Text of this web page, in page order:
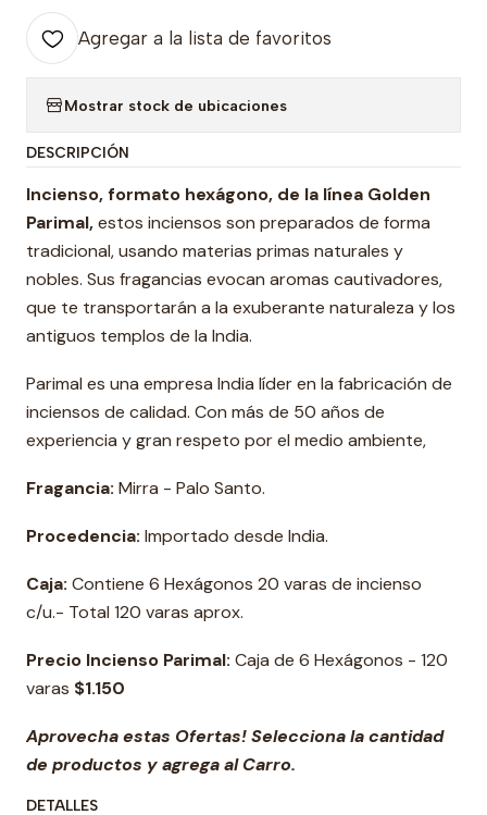
Agregar a la lista de favoritos
Mostrar stock de ubicaciones
DESCRIPCIÓN
Incienso, formato hexágono, de la línea Golden
Parimal,estos inciensos son preparados de forma
tradicional, usando materias primas naturales y
nobles. Sus fragancias evocan aromas cautivadores,
que te transportarán a la exuberante naturaleza y los
antiguos templos de la India.
Parimal es una empresa India líder en la fabricación de
inciensos de calidad. Con más de 50 años de
experiencia y gran respeto por el medio ambiente,
Fragancia: Mirra - Palo Santo.
Procedencia: Importado desde India.
Caja: Contiene 6 Hexágonos 20 varas de incienso
c/u.- Total 120 varas aprox.
Precio Incienso Parimal: Caja de 6 Hexágonos - 120
varas $1.150
Aprovecha estas Ofertas! Selecciona la cantidad
de productos y agrega al Carro.
DETALLES